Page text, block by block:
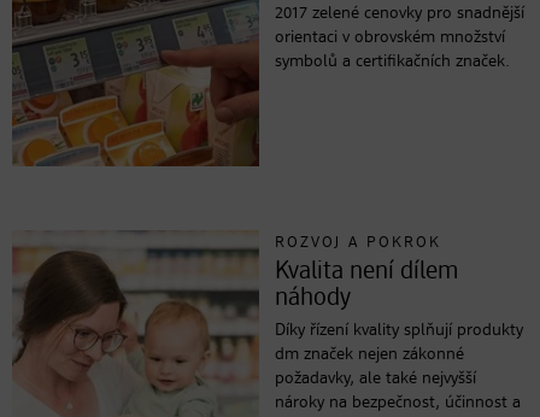
2017 zelené cenovky pro snadnější
orientaci v obrovském množství
symbolů a certifikačních značek.
ROZVOJ A POKROK
Kvalita není dílem
náhody
Díky řízení kvality splňují produkty
dm značek nejen zákonné
požadavky, ale také nejvyšší
nároky na bezpečnost, účinnost a